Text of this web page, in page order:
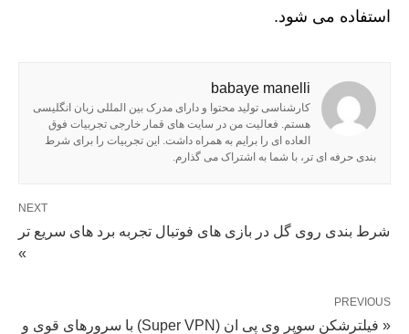
استفاده می شود.
babaye manelli
کارشناسی تولید محتوا و دارای مدرک بین المللی زبان انگلیسی
هستم. فعالیت من در سایت های قمار خارجی تجربیات فوق
العاده ای را برایم به همراه داشت. این تجربیات را برای شرط
بندی حرفه ای تر، با شما به اشتراک می گذارم.
NEXT
شرط بندی روی گل در بازی های فوتبال تجربه برد های سریع تر
»
PREVIOUS
« فیلترشکن سوپر وی پی ان (Super VPN) با سرورهای قوی و